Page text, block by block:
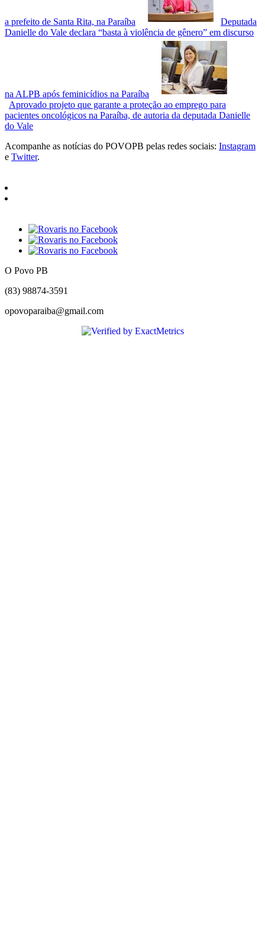
a prefeito de Santa Rita, na Paraíba
Deputada
Danielle do Vale declara “basta à violência de gênero” em discurso
na ALPB após feminicídios na Paraíba
Aprovado projeto que garante a proteção ao emprego para
pacientes oncológicos na Paraíba, de autoria da deputada Danielle
do Vale
Acompanhe as notícias do POVOPB pelas redes sociais: Instagram
e Twitter.
O Povo PB
(83) 98874-3591
opovoparaiba@gmail.com